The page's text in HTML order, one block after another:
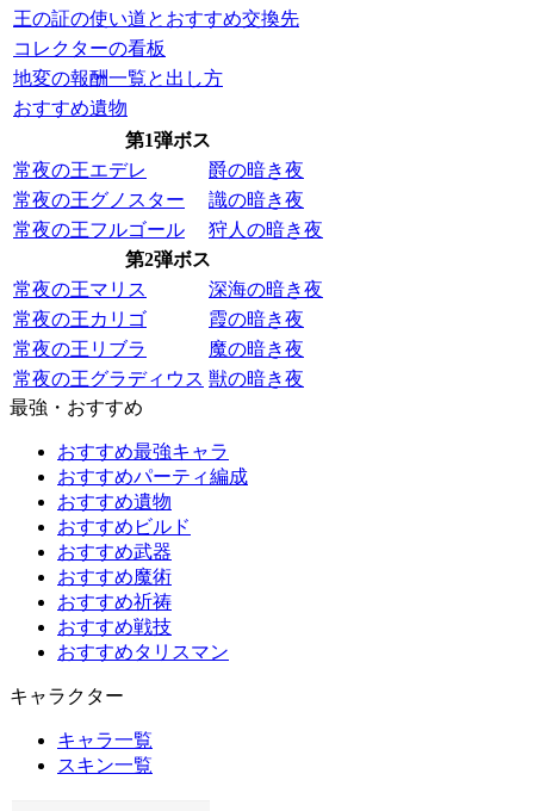
王の証の使い道とおすすめ交換先
コレクターの看板
地変の報酬一覧と出し方
おすすめ遺物
第1弾ボス
常夜の王エデレ
爵の暗き夜
常夜の王グノスター
識の暗き夜
常夜の王フルゴール
狩人の暗き夜
第2弾ボス
常夜の王マリス
深海の暗き夜
常夜の王カリゴ
霞の暗き夜
常夜の王リブラ
魔の暗き夜
常夜の王グラディウス 獣の暗き夜
最強・おすすめ
おすすめ最強キャラ
おすすめパーティ編成
おすすめ遺物
おすすめビルド
おすすめ武器
おすすめ魔術
おすすめ祈祷
おすすめ戦技
おすすめタリスマン
キャラクター
キャラ一覧
スキン一覧